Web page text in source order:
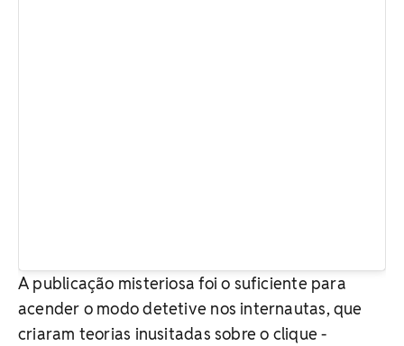
A publicação misteriosa foi o suficiente para
acender o modo detetive nos internautas, que
criaram teorias inusitadas sobre o clique -